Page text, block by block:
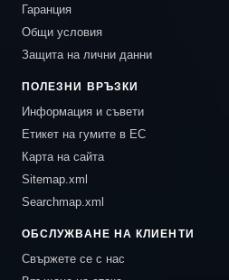
Гаранция
Общи условия
Защита на лични данни
ПОЛЕЗНИ ВРЪЗКИ
Информация и съвети
Етикет на гумите в ЕС
Карта на сайта
Sitemap.xml
Searchmap.xml
ОБСЛУЖВАНЕ НА КЛИЕНТИ
Свържете се с нас